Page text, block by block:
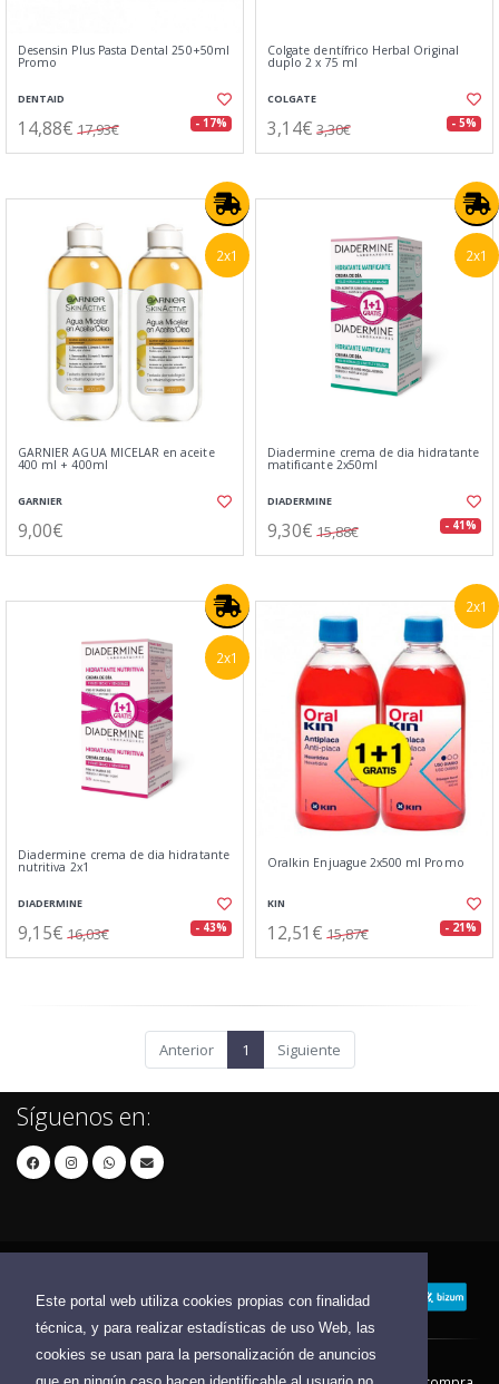
Este portal web utiliza cookies propias con finalidad
técnica, y para realizar estadísticas de uso Web, las
cookies se usan para la personalización de anuncios
Desensin Plus Pasta Dental 250+50ml
Promo
DENTAID
14,88€ 17,93€ - 17%
Colgate dentífrico Herbal Original
duplo 2 x 75 ml
COLGATE
3,14€ 3,30€ - 5%
2x1
GARNIER AGUA MICELAR en aceite
400 ml + 400ml
GARNIER
9,00€
2x1
Diadermine crema de dia hidratante
matificante 2x50ml
DIADERMINE
9,30€ 15,88€ - 41%
2x1
Diadermine crema de dia hidratante
nutritiva 2x1
DIADERMINE
9,15€ 16,03€ - 43%
2x1
Oralkin Enjuague 2x500 ml Promo
KIN
12,51€ 15,87€ - 21%
Anterior 1 Siguiente
Síguenos en: